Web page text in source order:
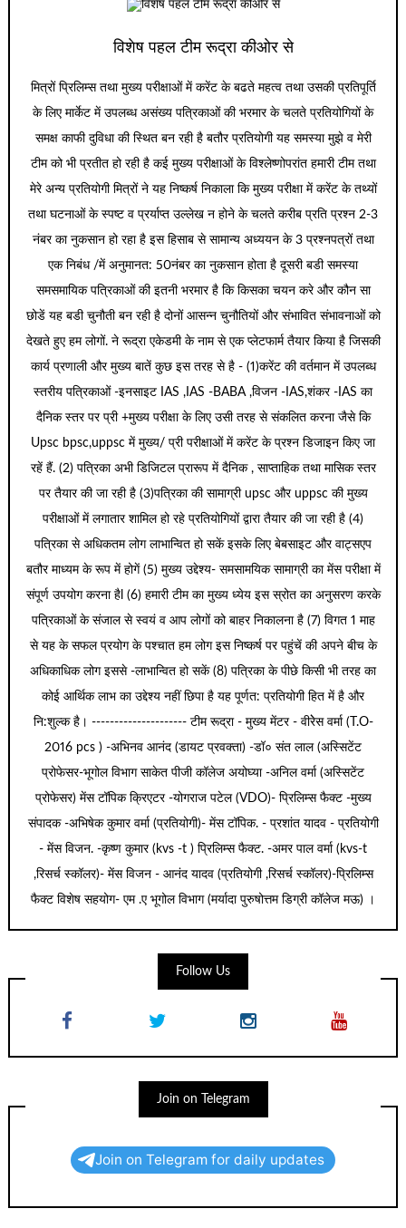
विशेष पहल टीम रूद्रा कीओर से
मित्रों प्रिलिम्स तथा मुख्य परीक्षाओं में करेंट के बढते महत्व तथा उसकी प्रतिपूर्ति
के लिए मार्केट में उपलब्ध असंख्य पत्रिकाओं की भरमार के चलते प्रतियोगियों के
समक्ष काफी दुविधा की स्थित बन रही है बतौर प्रतियोगी यह समस्या मुझे व मेरी
टीम को भी प्रतीत हो रही है कई मुख्य परीक्षाओं के विश्लेष्णोपरांत हमारी टीम तथा
मेरे अन्य प्रतियोगी मित्रों ने यह निष्कर्ष निकाला कि मुख्य परीक्षा में करेंट के तथ्यों
तथा घटनाओं के स्पष्ट व प्रर्याप्त उल्लेख न होने के चलते करीब प्रति प्रश्न 2-3
नंबर का नुकसान हो रहा है इस हिसाब से सामान्य अध्ययन के 3 प्रश्नपत्रों तथा
एक निबंध /में अनुमानत: 50नंबर का नुकसान होता है दूसरी बडी समस्या
समसमायिक पत्रिकाओं की इतनी भरमार है कि किसका चयन करे और कौन सा
छोडें यह बडी चुनौती बन रही है दोनों आसन्न चुनौतियों और संभावित संभावनाओं को
देखते हुए हम लोगों. ने रूद्रा एकेडमी के नाम से एक प्लेटफार्म तैयार किया है जिसकी
कार्य प्रणाली और मुख्य बातें कुछ इस तरह से है - (1)करेंट की वर्तमान में उपलब्ध
स्तरीय पत्रिकाओं -इनसाइट IAS ,IAS -BABA ,विजन -IAS,शंकर -IAS का
दैनिक स्तर पर प्री +मुख्य परीक्षा के लिए उसी तरह से संकलित करना जैसे कि
Upsc bpsc,uppsc में मुख्य/ प्री परीक्षाओं में करेंट के प्रश्न डिजाइन किए जा
रहें हैं. (2) पत्रिका अभी डिजिटल प्रारूप में दैनिक , साप्ताहिक तथा मासिक स्तर
पर तैयार की जा रही है (3)पत्रिका की सामाग्री upsc और uppsc की मुख्य
परीक्षाओं में लगातार शामिल हो रहे प्रतियोगियों द्वारा तैयार की जा रही है (4)
पत्रिका से अधिकतम लोग लाभान्वित हो सकें इसके लिए बेबसाइट और वाट्सएप
बतौर माध्यम के रूप में होगें (5) मुख्य उद्देश्य- समसामयिक सामाग्री का मेंस परीक्षा में
संपूर्ण उपयोग करना हैl (6) हमारी टीम का मुख्य ध्येय इस स्रोत का अनुसरण करके
पत्रिकाओं के संजाल से स्वयं व आप लोगों को बाहर निकालना है (7) विगत 1 माह
से यह के सफल प्रयोग के पश्चात हम लोग इस निष्कर्ष पर पहुंचें की अपने बीच के
अधिकाधिक लोग इससे -लाभान्वित हो सकें (8) पत्रिका के पीछे किसी भी तरह का
कोई आर्थिक लाभ का उद्देश्य नहीं छिपा है यह पूर्णत: प्रतियोगी हित में है और
नि:शुल्क है। --------------------- टीम रूद्रा - मुख्य मेंटर - वीरेेस वर्मा (T.O-
2016 pcs ) -अभिनव आनंद (डायट प्रवक्ता) -डॉ० संत लाल (अस्सिटेंट
प्रोफेसर-भूगोल विभाग साकेत पीजी कॉलेज अयोघ्या -अनिल वर्मा (अस्सिटेंट
प्रोफेसर) मेंस टॉपिक क्रिएटर -योगराज पटेल (VDO)- प्रिलिम्स फैक्ट -मुख्य
संपादक -अभिषेक कुमार वर्मा (प्रतियोगी)- मेंस टॉपिक. - प्रशांत यादव - प्रतियोगी
- मेंस विजन. -कृष्ण कुमार (kvs -t ) प्रिलिम्स फैक्ट. -अमर पाल वर्मा (kvs-t
,रिसर्च स्कॉलर)- मेंस विजन - आनंद यादव (प्रतियोगी ,रिसर्च स्कॉलर)-प्रिलिम्स
फैक्ट विशेष सहयोग- एम .ए भूगोल विभाग (मर्यादा पुरुषोत्तम डिग्री कॉलेज मऊ) ।
Follow Us
Join on Telegram
Join on Telegram for daily updates